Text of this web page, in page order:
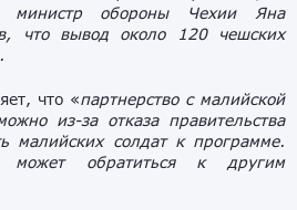
министр обороны Чехии Яна
что вывод около 120 чешских
что «партнерство с малийской
из-за отказа правительства
малийских солдат к программе.
может обратиться к другим